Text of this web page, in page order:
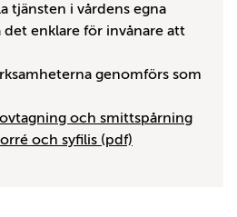
tjänsten i vårdens egna
det enklare för invånare att
genomförs som
och smittspårning
och syfilis (pdf)